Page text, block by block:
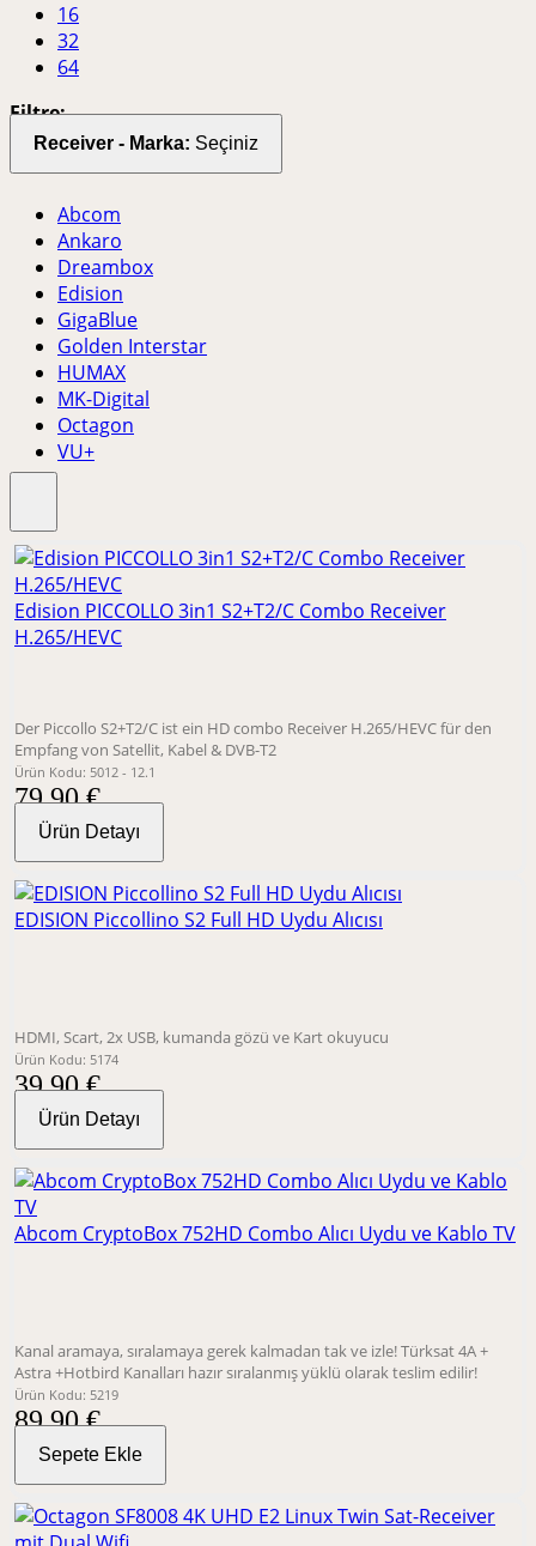
16
32
64
Filtre:
Receiver - Marka: Seçiniz
Abcom
Ankaro
Dreambox
Edision
GigaBlue
Golden Interstar
HUMAX
MK-Digital
Octagon
VU+
Edision PICCOLLO 3in1 S2+T2/C Combo Receiver
H.265/HEVC
Der Piccollo S2+T2/C ist ein HD combo Receiver H.265/HEVC für den
Empfang von Satellit, Kabel & DVB-T2
Ürün Kodu: 5012 - 12.1
79,90 €
Ürün Detayı
EDISION Piccollino S2 Full HD Uydu Alıcısı
HDMI, Scart, 2x USB, kumanda gözü ve Kart okuyucu
Ürün Kodu: 5174
39,90 €
Ürün Detayı
Abcom CryptoBox 752HD Combo Alıcı Uydu ve Kablo TV
Kanal aramaya, sıralamaya gerek kalmadan tak ve izle! Türksat 4A +
Astra +Hotbird Kanalları hazır sıralanmış yüklü olarak teslim edilir!
Ürün Kodu: 5219
89,90 €
Sepete Ekle